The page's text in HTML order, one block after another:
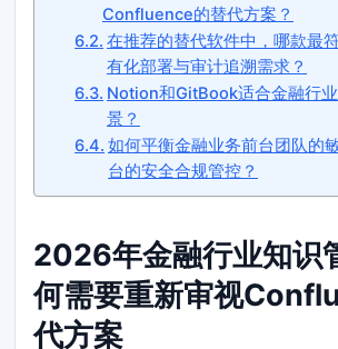
Confluence的替代方案？
在推荐的替代软件中，哪款最
有化部署与审计追溯需求？
Notion和GitBook适合金融行
景？
如何平衡金融业务前台团队的
台的安全合规管控？
2026年金融行业知识
何需要重新审视
代方案